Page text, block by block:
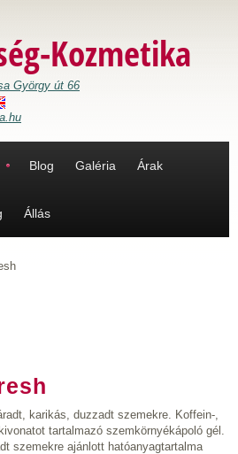
Kozmetika
György út 66
Blog Galéria Árak
Állás
karikás, duzzadt szemekre. Koffein-,
tartalmazó szemkörnyékápoló gél.
szemekre ajánlott hatóanyagtartalma